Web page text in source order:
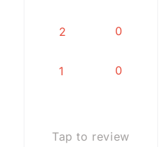
2 0
1 0
Tap to review